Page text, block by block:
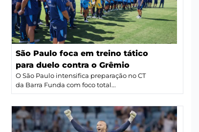
São Paulo foca em treino tático
para duelo contra o Grêmio
O São Paulo intensifica preparação no CT
da Barra Funda com foco total...